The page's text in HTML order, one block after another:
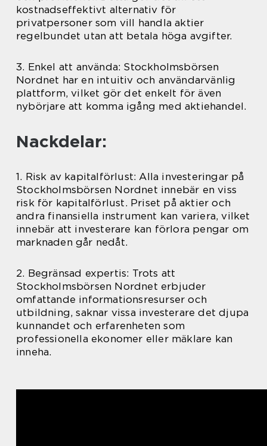
kostnadseffektivt alternativ för
privatpersoner som vill handla aktier
regelbundet utan att betala höga avgifter.
3. Enkel att använda: Stockholmsbörsen
Nordnet har en intuitiv och användarvänlig
plattform, vilket gör det enkelt för även
nybörjare att komma igång med aktiehandel.
Nackdelar:
1. Risk av kapitalförlust: Alla investeringar på
Stockholmsbörsen Nordnet innebär en viss
risk för kapitalförlust. Priset på aktier och
andra finansiella instrument kan variera, vilket
innebär att investerare kan förlora pengar om
marknaden går nedåt.
2. Begränsad expertis: Trots att
Stockholmsbörsen Nordnet erbjuder
omfattande informationsresurser och
utbildning, saknar vissa investerare det djupa
kunnandet och erfarenheten som
professionella ekonomer eller mäklare kan
inneha.